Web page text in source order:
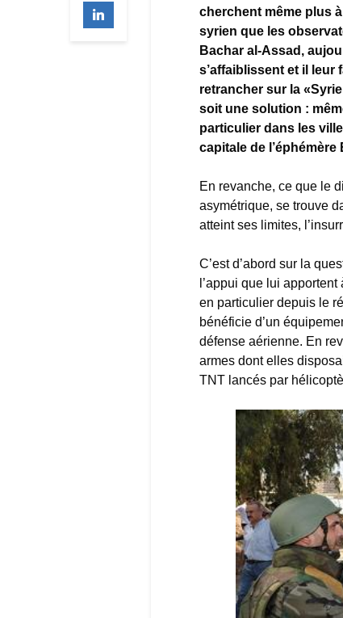
cherchent même plus
syrien que les
Bachar al-Assad,
s’affaiblissent et il
retrancher sur la
soit une solution :
particulier dans les
capitale de
En revanche, ce que le
asymétrique, se trouve
atteint ses limites,
C’est d’abord sur la
l’appui que lui
en particulier depuis le
bénéficie d’un
défense aérienne. En
armes dont elles
TNT lancés par